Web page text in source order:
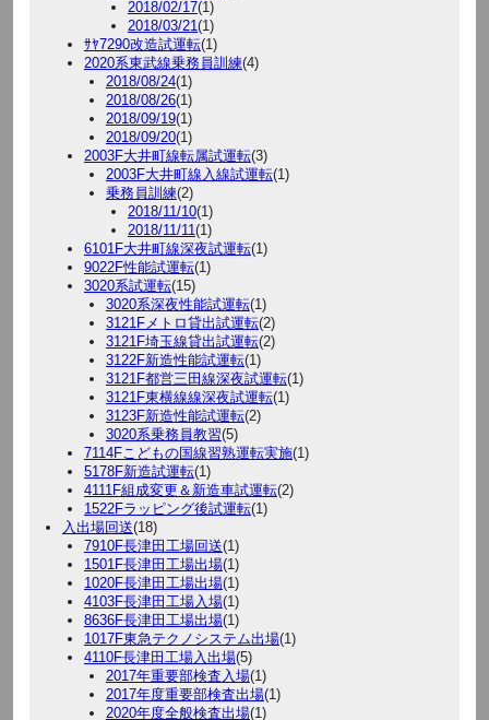
2018/02/17(1)
2018/03/21 (1)
ｻﾔ7290改造試運転(1)
2020系東武線乗務員訓練(4)
2018/08/24(1)
2018/08/26(1)
2018/09/19(1)
2018/09/20(1)
2003F大井町線転属試運転(3)
2003F大井町線入線試運転(1)
乗務員訓練(2)
2018/11/10(1)
2018/11/11 (1)
6101F大井町線深夜試運転(1)
9022F性能試運転(1)
3020系試運転(15)
3020系深夜性能試運転(1)
3121Fメトロ貸出試運転(2)
3121F埼玉線貸出試運転(2)
3122F新造性能試運転(1)
3121F都営三田線深夜試運転(1)
3121F東横線線深夜試運転(1)
3123F新造性能試運転(2)
3020系乗務員教習(5)
7114Fこどもの国線習熟運転実施(1)
5178F新造試運転(1)
4111F組成変更＆新造車試運転(2)
1522Fラッピング後試運転(1)
入出場回送(18)
7910F長津田工場回送(1)
1501F長津田工場出場(1)
1020F長津田工場出場(1)
4103F長津田工場入場(1)
8636F長津田工場出場(1)
1017F東急テクノシステム出場(1)
4110F長津田工場入出場(5)
2017年重要部検査入場(1)
2017年度重要部検査出場(1)
2020年度全般検査出場(1)